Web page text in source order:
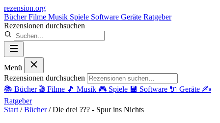
rezension.org
BücherFilme Musik Spiele Software Geräte Ratgeber
Rezensionen durchsuchen
Menü
Rezensionen durchsuchen
📚 Bücher 🎬 Filme 🎵 Musik 🎮 Spiele 💾 Software 🔌 Geräte ✍️
Ratgeber
Start / Bücher / Die drei ??? - Spur ins Nichts